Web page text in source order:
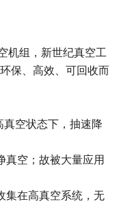
组，新世纪真空工
保、高效、可回收而
空状态下，抽速降
真空；故被大量应用
集在高真空系统，无